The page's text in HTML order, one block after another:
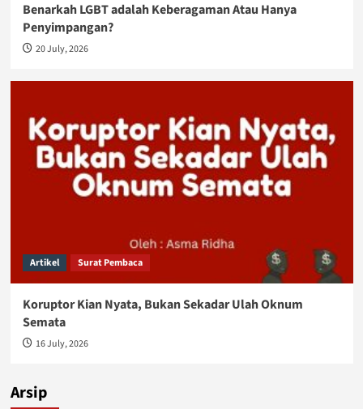
Benarkah LGBT adalah Keberagaman Atau Hanya
Penyimpangan?
20 July, 2026
Artikel Surat Pembaca
Koruptor Kian Nyata, Bukan Sekadar Ulah Oknum
Semata
16 July, 2026
Arsip